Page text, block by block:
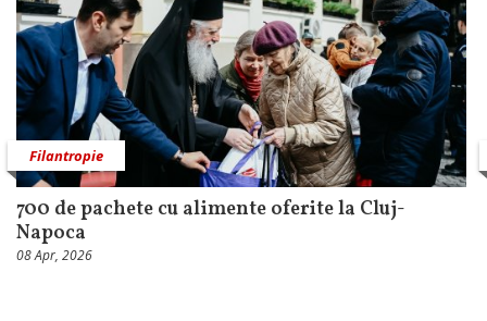
Filantropie
700 de pachete cu alimente oferite la Cluj-
Napoca
08 Apr, 2026